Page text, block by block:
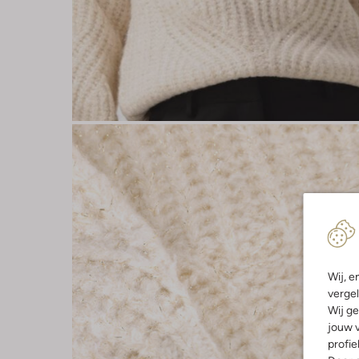
Wij,
Wij
jouw